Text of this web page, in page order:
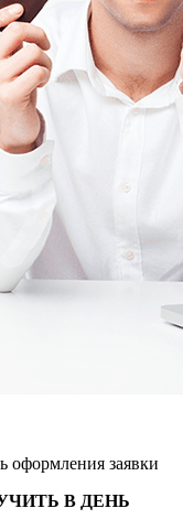
оформления заявки
В ДЕНЬ